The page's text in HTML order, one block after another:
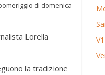
di domenica
Lorella
la tradizione
V1